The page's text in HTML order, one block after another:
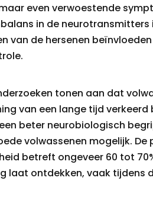
even verwoestende
in de
van de hersenen
tonen aan dat
van een lange tijd
beter neurobiologisch
volwassenen mogelijk.
betreft ongeveer 60 tot
laat ontdekken, vaak tijdens